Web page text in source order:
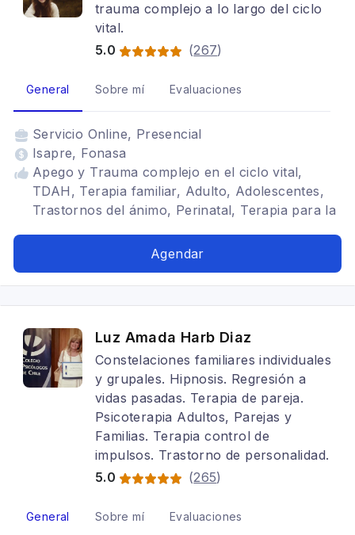
trauma complejo a lo largo del ciclo
vital.
5.0
(267)
General Sobre mí Evaluaciones
Servicio Online, Presencial
Isapre, Fonasa
Apego y Trauma complejo en el ciclo vital,
TDAH, Terapia familiar, Adulto, Adolescentes,
Trastornos del ánimo, Perinatal, Terapia para la
Terapia de pareja, Trastornos de la
Tratamientos para fobia social
Agendar
Luz Amada Harb Diaz
Constelaciones familiares individuales
y grupales. Hipnosis. Regresión a
vidas pasadas. Terapia de pareja.
Psicoterapia Adultos, Parejas y
Familias. Terapia control de
impulsos. Trastorno de personalidad.
5.0
(265)
General Sobre mí Evaluaciones